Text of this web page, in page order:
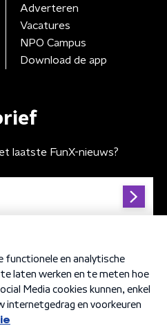
Adverteren
Vacatures
NPO Campus
Download de app
laatste FunX-nieuws?